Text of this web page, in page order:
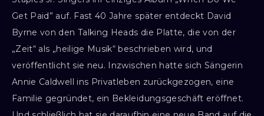
Get Paid” auf. Fast 40 Jahre später entdeckt David
Byrne von den Talking Heads die Platte, die von der
„Zeit“ als „heilige Musik“ beschrieben wird, und
veröffentlicht sie neu. Inzwischen hatte sich Sängerin
Annie Caldwell ins Privatleben zurückgezogen, eine
Familie gegründet, ein Bekleidungsgeschäft eröffnet.